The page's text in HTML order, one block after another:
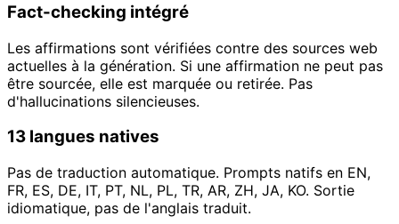
Fact-checking intégré
Les affirmations sont vérifiées contre des sources web
actuelles à la génération. Si une affirmation ne peut pas
être sourcée, elle est marquée ou retirée. Pas
d'hallucinations silencieuses.
13 langues natives
Pas de traduction automatique. Prompts natifs en EN,
FR, ES, DE, IT, PT, NL, PL, TR, AR, ZH, JA, KO. Sortie
idiomatique, pas de l'anglais traduit.